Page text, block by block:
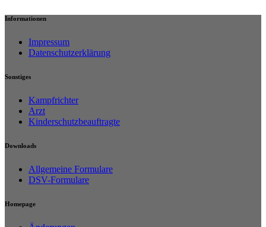
Informationen
Impressum
Datenschutzerklärung
Sonstiges
Kampfrichter
Arzt
Kinderschutzbeauftragte
Downloads
Allgemeine Formulare
DSV-Formulare
Homepage